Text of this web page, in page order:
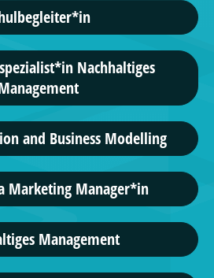
Nachhaltiges
and Business Modelling
Marketing Manager*in
Management